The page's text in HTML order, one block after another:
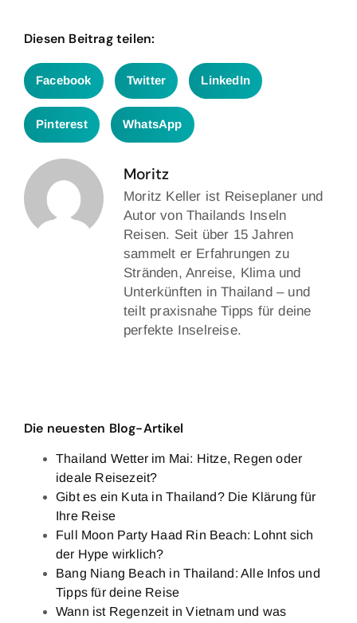
Diesen Beitrag teilen:
Facebook Twitter LinkedIn
Pinterest WhatsApp
Moritz
Moritz Keller ist Reiseplaner und
Autor von Thailands Inseln
Reisen. Seit über 15 Jahren
sammelt er Erfahrungen zu
Stränden, Anreise, Klima und
Unterkünften in Thailand – und
teilt praxisnahe Tipps für deine
perfekte Inselreise.
Die neuesten Blog-Artikel
Thailand Wetter im Mai: Hitze, Regen oder
ideale Reisezeit?
Gibt es ein Kuta in Thailand? Die Klärung für
Ihre Reise
Full Moon Party Haad Rin Beach: Lohnt sich
der Hype wirklich?
Bang Niang Beach in Thailand: Alle Infos und
Tipps für deine Reise
Wann ist Regenzeit in Vietnam und was